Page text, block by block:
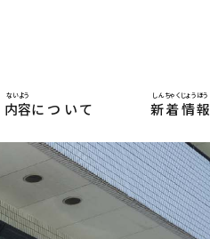
内容
ないよう
について 新着情報
しんちゃくじょうほう